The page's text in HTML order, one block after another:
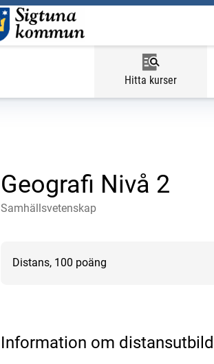
Hitta kurser
Geografi Nivå 2
Samhällsvetenskap
Distans, 100 poäng
Information om